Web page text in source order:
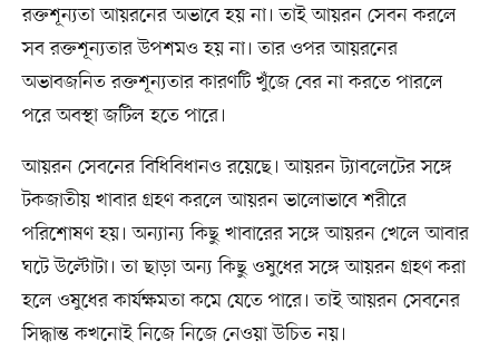
রক্তশূন্যতা আয়রনের অভাবে হয় না। তাই আয়রন সেবন করলে
সব রক্তশূন্যতার উপশমও হয় না। তার ওপর আয়রনের
অভাবজনিত রক্তশূন্যতার কারণটি খুঁজে বের না করতে পারলে
পরে অবস্থা জটিল হতে পারে।
আয়রন সেবনের বিধিবিধানও রয়েছে। আয়রন ট্যাবলেটের সঙ্গে
টকজাতীয় খাবার গ্রহণ করলে আয়রন ভালোভাবে শরীরে
পরিশোষণ হয়। অন্যান্য কিছু খাবারের সঙ্গে আয়রন খেলে আবার
ঘটে উল্টোটা। তা ছাড়া অন্য কিছু ওষুধের সঙ্গে আয়রন গ্রহণ করা
হলে ওষুধের কার্যক্ষমতা কমে যেতে পারে। তাই আয়রন সেবনের
সিদ্ধান্ত কখনোই নিজে নিজে নেওয়া উচিত নয়।